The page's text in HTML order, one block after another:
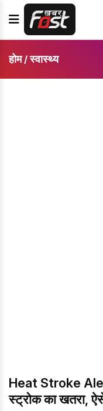
होम/ स्वास्थ्य
Heat Stroke
स्ट्रोक का खतरा,